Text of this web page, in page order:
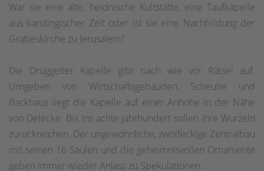
War sie eine alte, heidnische Kultstätte, eine Taufkapelle
aus karolingischer Zeit oder ist sie eine Nachbildung der
Grabeskirche zu Jerusalem?
Die Drüggelter Kapelle gibt nach wie vor Rätsel auf.
Umgeben von Wirtschaftsgebäuden, Scheune und
Backhaus liegt die Kapelle auf einer Anhöhe in der Nähe
von Delecke. Bis ins achte Jahrhundert sollen ihre Wurzeln
zurückreichen. Der ungewöhnliche, zwölfeckige Zentralbau
mit seinen 16 Säulen und die geheimnisvollen Ornamente
geben immer wieder Anlass zu Spekulationen.